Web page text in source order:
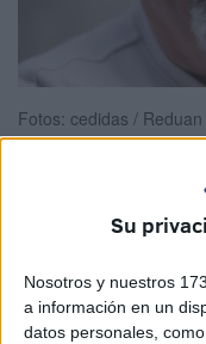
Su
Nosotros y nuestros
a información en un
datos personales,
Fotos: cedidas /
Miguel Ávila
pinturas ‘La Mirada
19:30 horas y el